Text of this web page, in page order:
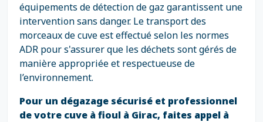
équipements de détection de gaz garantissent une
intervention sans danger. Le transport des
morceaux de cuve est effectué selon les normes
ADR pour s'assurer que les déchets sont gérés de
manière appropriée et respectueuse de
l’environnement.
Pour un dégazage sécurisé et professionnel
de votre cuve à fioul à Girac, faites appel à